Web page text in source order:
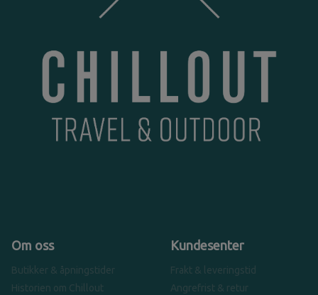
Om oss
Butikker & åpningstider
Historien om Chillout
Kundesenter
Frakt & leveringstid
Angrefrist & retur